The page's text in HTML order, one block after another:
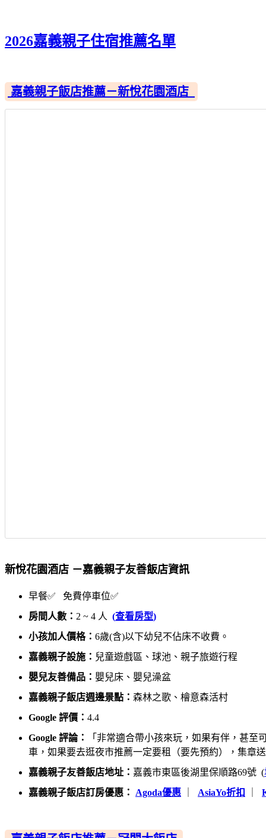
2026嘉義親子住宿推薦名單
嘉義親子飯店推薦－新悅花園酒店
新悅花園酒店 －嘉義親子友善飯店資訊
早餐✅ 免費停車位✅
房間人數： 2 ~ 4 人 (查看房型)
小孩加人價格： 6歲(含)以下幼兒不佔床不收費。
嘉義親子設施： 兒童遊戲區、球池、親子旅遊行程
嬰兒友善備品： 嬰兒床、嬰兒澡盆
嘉義親子飯店週邊景點： 森林之歌、檜意森活村
Google 評價： 4.4
Google 評論：
「非常適合帶小孩來玩，如果有伴，甚
車，如果要去逛夜市推薦一定要租（要先預約），集章
嘉義親子友善飯店地址： 嘉義市東區後湖里保順路69號 (
嘉義親子飯店訂房優惠：
Agoda優惠 AsiaYo折扣